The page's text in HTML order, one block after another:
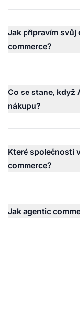
Jak připravím svůj
commerce?
Co se stane, když
nákupu?
Které společnosti
commerce?
Jak agentic